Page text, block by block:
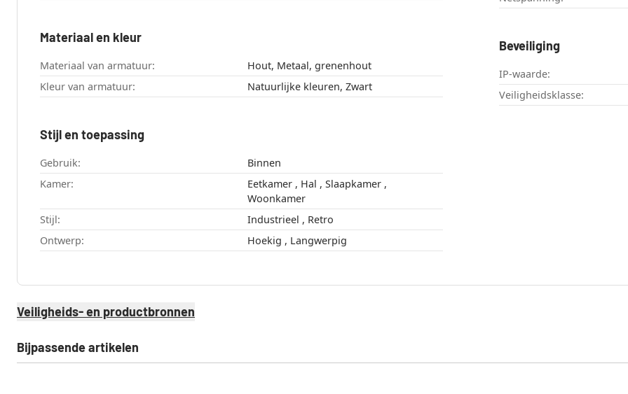
Materiaal en kleur
Materiaal van armatuur:
Hout, Metaal, grenenhout
Kleur van armatuur:
Natuurlijke kleuren, Zwart
Stijl en toepassing
Gebruik:
Binnen
Kamer:
Eetkamer , Hal , Slaapkamer ,
Woonkamer
Stijl:
Industrieel , Retro
Ontwerp:
Hoekig , Langwerpig
Beveiliging
IP-waarde:
Veiligheidsklasse:
Veiligheids- en productbronnen
Bijpassende artikelen